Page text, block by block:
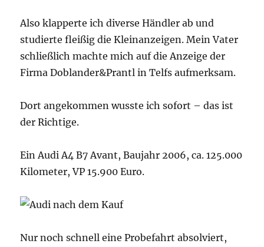
Also klapperte ich diverse Händler ab und
studierte fleißig die Kleinanzeigen. Mein Vater
schließlich machte mich auf die Anzeige der
Firma Doblander&Prantl in Telfs aufmerksam.
Dort angekommen wusste ich sofort – das ist
der Richtige.
Ein Audi A4 B7 Avant, Baujahr 2006, ca. 125.000
Kilometer, VP 15.900 Euro.
Nur noch schnell eine Probefahrt absolviert,